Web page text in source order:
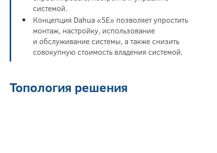
системой.
Концепция Dahua «5E» позволяет упростить
монтаж, настройку, использование
и обслуживание системы, а также снизить
совокупную стоимость владения системой.
Топология решения